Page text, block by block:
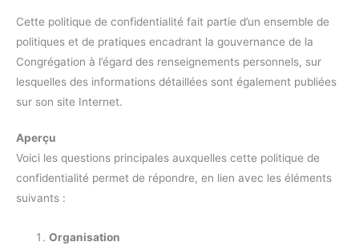
Cette politique de confidentialité fait partie d’un ensemble de
politiques et de pratiques encadrant la gouvernance de la
Congrégation à l’égard des renseignements personnels, sur
lesquelles des informations détaillées sont également publiées
sur son site Internet.
Aperçu
Voici les questions principales auxquelles cette politique de
confidentialité permet de répondre, en lien avec les éléments
suivants :
Organisation